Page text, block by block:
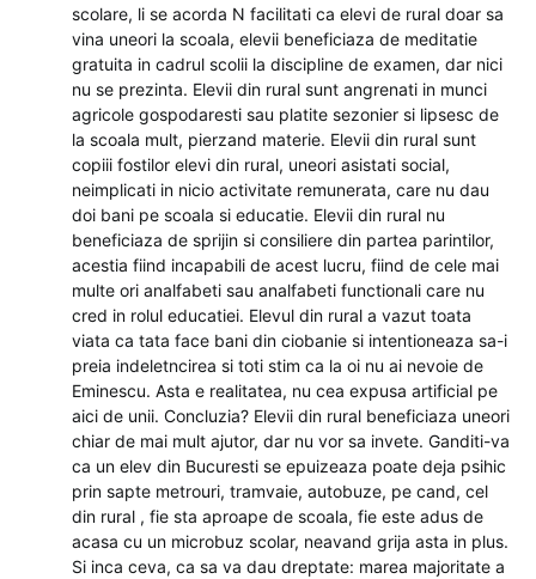
scolare, li se acorda N facilitati ca elevi de rural doar sa
vina uneori la scoala, elevii beneficiaza de meditatie
gratuita in cadrul scolii la discipline de examen, dar nici
nu se prezinta. Elevii din rural sunt angrenati in munci
agricole gospodaresti sau platite sezonier si lipsesc de
la scoala mult, pierzand materie. Elevii din rural sunt
copiii fostilor elevi din rural, uneori asistati social,
neimplicati in nicio activitate remunerata, care nu dau
doi bani pe scoala si educatie. Elevii din rural nu
beneficiaza de sprijin si consiliere din partea parintilor,
acestia fiind incapabili de acest lucru, fiind de cele mai
multe ori analfabeti sau analfabeti functionali care nu
cred in rolul educatiei. Elevul din rural a vazut toata
viata ca tata face bani din ciobanie si intentioneaza sa-i
preia indeletncirea si toti stim ca la oi nu ai nevoie de
Eminescu. Asta e realitatea, nu cea expusa artificial pe
aici de unii. Concluzia? Elevii din rural beneficiaza uneori
chiar de mai mult ajutor, dar nu vor sa invete. Ganditi-va
ca un elev din Bucuresti se epuizeaza poate deja psihic
prin sapte metrouri, tramvaie, autobuze, pe cand, cel
din rural , fie sta aproape de scoala, fie este adus de
acasa cu un microbuz scolar, neavand grija asta in plus.
Si inca ceva, ca sa va dau dreptate: marea majoritate a